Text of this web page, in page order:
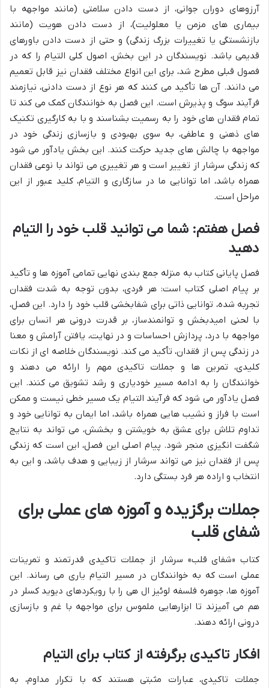
آرزوهای دوران جوانی، از دست دادن سلامتی (مانند مواجهه با
بیماری های مزمن یا معلولیت)، از دست دادن هویت (مانند
بازنشستگی یا تغییرات بزرگ زندگی) و حتی از دست دادن باورهای
قدیمی باشد. نویسندگان در این بخش، اصول کلی التیام را که در
فصول قبلی مطرح شد، برای این انواع مختلف فقدان نیز قابل تعمیم
می دانند. آن ها تأکید می کنند که هر نوع از دست دادنی، نیازمند
فرآیند سوگ و پذیرش است. این فصل به خوانندگان کمک می کند تا
تمام فقدان های خود را به رسمیت بشناسند و با به کارگیری تکنیک
های ذهنی و عاطفی، به سوی بهبودی و بازسازی زندگی خود در
مواجهه با چالش های جدید حرکت کنند. این بخش یادآور می شود
که زندگی سرشار از تغییر است و هر تغییری می تواند با نوعی فقدان
همراه باشد، اما توانایی ما در سازگاری و التیام، کلید عبور از این
مراحل است.
فصل هفتم: شما می توانید قلب خود را التیام
دهید
فصل پایانی کتاب به منزله جمع بندی نهایی تمامی آموزه ها و تأکید
بر پیام اصلی کتاب است: هر فردی، بدون توجه به شدت فقدان
تجربه شده، توانایی ذاتی برای شفابخشی قلب خود را دارد. این فصل،
با لحنی امیدبخش و توانمندساز، بر قدرت درونی هر انسان برای
مواجهه با درد، پردازش احساسات و در نهایت، یافتن آرامش و معنا
در زندگی پس از فقدان، تأکید می کند. نویسندگان خلاصه ای از نکات
کلیدی، تمرین ها و جملات تاکیدی مهم را ارائه می دهند و
خوانندگان را به ادامه مسیر خودیاری و رشد تشویق می کنند. این
فصل یادآور می شود که فرآیند التیام یک مسیر خطی نیست و ممکن
است با فراز و نشیب هایی همراه باشد، اما ایمان به توانایی خود و
تداوم تلاش برای عشق به خویشتن و بخشش، می تواند به نتایج
شگفت انگیزی منجر شود. پیام اصلی این فصل، این است که زندگی
پس از فقدان نیز می تواند سرشار از زیبایی و هدف باشد، و این به
انتخاب و اراده هر فرد بستگی دارد.
جملات برگزیده و آموزه های عملی برای
شفای قلب
کتاب «شفای قلب» سرشار از جملات تاکیدی قدرتمند و تمرینات
عملی است که به خوانندگان در مسیر التیام یاری می رساند. این
آموزه ها، جوهره فلسفه لوئیز ال هی را با رویکردهای دیوید کسلر در
هم می آمیزند تا ابزارهایی ملموس برای مواجهه با غم و بازسازی
درونی ارائه دهند.
افکار تاکیدی برگرفته از کتاب برای التیام
جملات تاکیدی، عبارات مثبتی هستند که با تکرار مداوم، به